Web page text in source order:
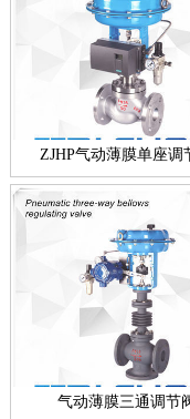
电动高压浓水调节阀简介
的运行靠高压泵提供1.
一线品牌智能电动调节阀
一线品牌智能电动调节阀
称，所有配套智能执行器
电动...
青铜调节阀、海水专用
海水专用青铜调节阀介绍
分为气动青铜调节阀、电
ZJHP气动薄膜单座调
气动薄膜三通调节